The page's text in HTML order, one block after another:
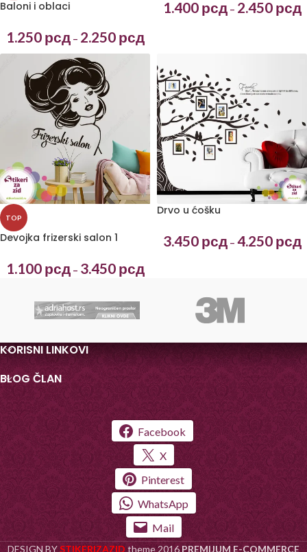
Baloni i oblaci
1.250 рсд – 2.250 рсд
1.400 рсд – 2.450 рсд
TOP
Devojka frizerski salon 1
1.100 рсд – 3.450 рсд
Drvo u ćošku
3.450 рсд – 4.250 рсд
KORISNI LINKOVI
BLOG ČLAN
Facebook
X
Pinterest
WhatsApp
Mail
DESIGN BYSTIKERIZAZID theme2016 PREMIJUM E-COMMERCE